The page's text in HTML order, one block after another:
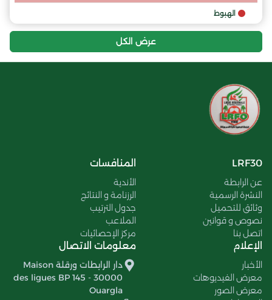
الهبوط
عرض الكل
LRF30
عن الرابطة
النشرة الرسمية
وثائق للتحميل
نصوص و قوانين
اتصل بنا
المنافسات
الأندية
الرزنامة و النتائج
جدول الترتيب
الملاعب
مركز الإحصائيات
الإعلام
الأخبار
معرض الفيديوهات
معرض الصور
معلومات الاتصال
دار الرابطات ورقلة Maison
des ligues BP 145 - 30000
Ouargla